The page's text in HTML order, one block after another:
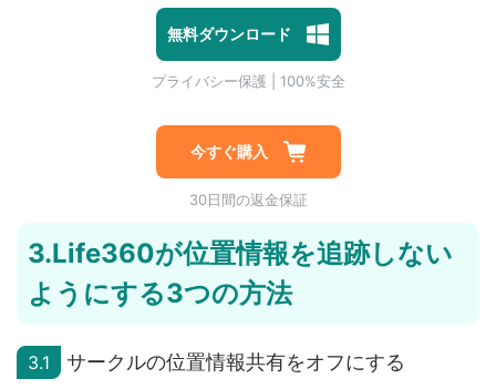
無料ダウンロード
プライバシー保護 | 100%安全
マルウェアなし | 広告なし
1対1専門技術サポート
プライバシー保護 | 100%安全
今すぐ購入
30日間の返金保証
3.Life360が位置情報を追跡しない
ようにする3つの方法
3.1 サークルの位置情報共有をオフにする